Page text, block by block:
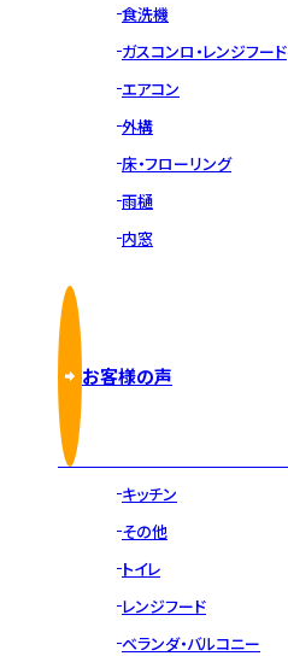
食洗機
ガスコンロ・レンジフード
エアコン
外構
床・フローリング
雨樋
内窓
お客様の声
キッチン
その他
トイレ
レンジフード
ベランダ・バルコニー